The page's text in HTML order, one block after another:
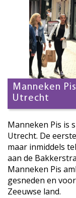
Manneken
Utrecht
Manneken Pis is
Utrecht. De
maar inmiddels
aan de
Manneken Pis
gesneden en
Zeeuwse land.